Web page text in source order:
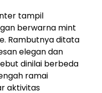
tampil
berwarna mint
Rambutnya ditata
elegan dan
dinilai berbeda
ramai
aktivitas